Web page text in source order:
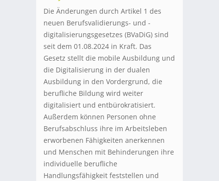
Die Änderungen durch Artikel 1 des
neuen Berufsvalidierungs- und -
digitalisierungsgesetzes (BVaDiG) sind
seit dem 01.08.2024 in Kraft. Das
Gesetz stellt die mobile Ausbildung und
die Digitalisierung in der dualen
Ausbildung in den Vordergrund, die
berufliche Bildung wird weiter
digitalisiert und entbürokratisiert.
Außerdem können Personen ohne
Berufsabschluss ihre im Arbeitsleben
erworbenen Fähigkeiten anerkennen
und Menschen mit Behinderungen ihre
individuelle berufliche
Handlungsfähigkeit feststellen und